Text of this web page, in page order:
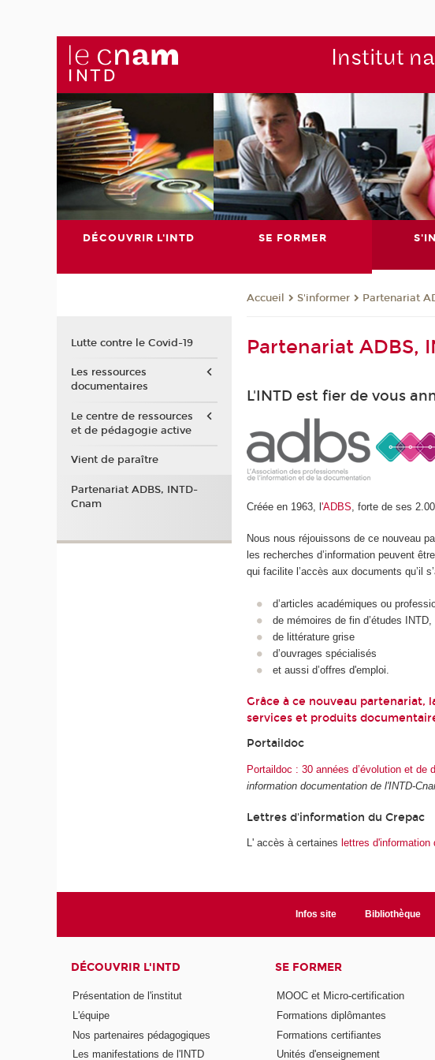
Institut
DÉCOUVRIR L'INTD SE FORMER
Accueil S'informer Partenariat
Partenariat ADBS,
L'INTD est fier de vous
Créée en 1963, l'ADBS , forte de ses
Nous nous réjouissons de ce nouveau
les recherches d’information peuvent
qui facilite l’accès aux documents qu’il
d’articles académiques ou
de mémoires de fin d’études INTD,
de littérature grise
d’ouvrages spécialisés
et aussi d’offres d'emploi.
Grâce à ce nouveau partenariat,
services et produits
Portaildoc
Portaildoc : 30 années d’évolution et de
information documentation de l'INTD-
Lettres d'information du Crepac
L' accès à certaines lettres d'information
Lutte contre le Covid-19
Les ressources
documentaires
Le centre de ressources
et de pédagogie active
Vient de paraître
Partenariat ADBS, INTD-
Cnam
Infos site Bibliothèque
DÉCOUVRIR L'INTD
Présentation de l'institut
L'équipe
Nos partenaires pédagogiques
Les manifestations de l'INTD
SE FORMER
MOOC et Micro-certification
Formations diplômantes
Formations certifiantes
Unités d'enseignement